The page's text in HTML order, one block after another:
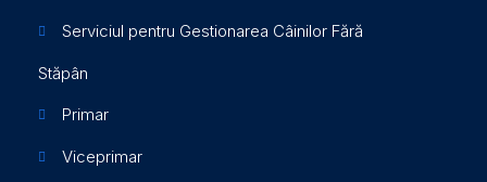
Serviciul pentru Gestionarea Câinilor Fără
Stăpân
Primar
Viceprimar